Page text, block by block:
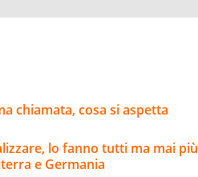
chiamata, cosa si aspetta
lo fanno tutti ma mai più
e Germania